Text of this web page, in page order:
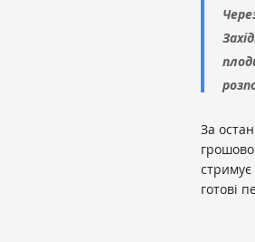
За
стримує
готові